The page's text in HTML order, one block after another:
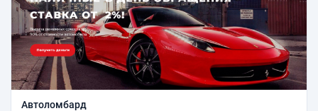
Автоломбард